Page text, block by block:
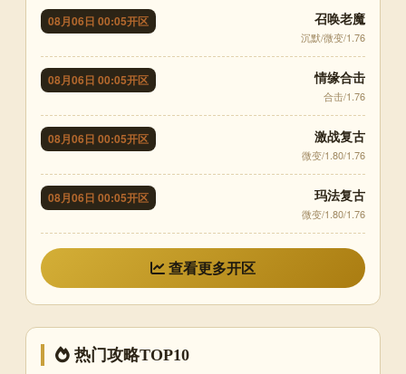
08月06日 00:05开区 召唤老魔
沉默/微变/1.76
08月06日 00:05开区 情缘合击
合击/1.76
08月06日 00:05开区 激战复古
微变/1.80/1.76
08月06日 00:05开区 玛法复古
微变/1.80/1.76
查看更多开区
热门攻略TOP10